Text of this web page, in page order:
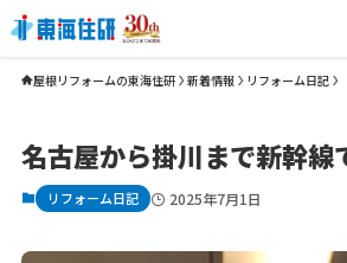
屋根リフォームの東海住研 新着情報 リフォーム日記
名古屋から掛川まで新幹線
リフォーム日記 2025年7月1日